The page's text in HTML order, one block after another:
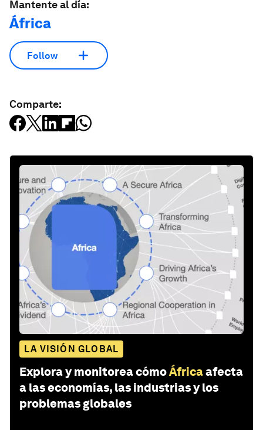
Mantente al día:
África
Follow
Comparte:
LA VISIÓN GLOBAL
Explora y monitorea cómoÁfricaafecta
a las economías, las industrias y los
problemas globales